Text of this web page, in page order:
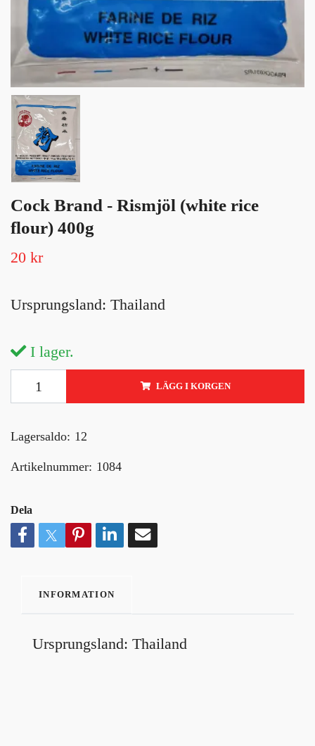
Cock Brand - Rismjöl (white rice
flour) 400g
20 kr
Ursprungsland: Thailand
I lager.
LÄGG I KORGEN
Lagersaldo: 12
Artikelnummer: 1084
Dela
INFORMATION
Ursprungsland: Thailand